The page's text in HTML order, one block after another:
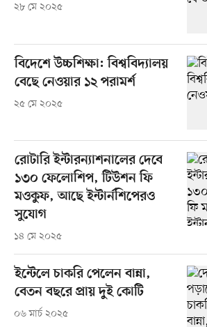
২৮ মে ২০২৫
বিদেশে উচ্চশিক্ষা: বিশ্ববিদ্যালয়
বেছে নেওয়ার ১২ পরামর্শ
২৫ মে ২০২৫
রোটারি ইন্টারন্যাশনালের দেবে
১৩০ ফেলোশিপ, টিউশন ফি
মওকুফ, আছে ইন্টার্নশিপেরও
সুযোগ
১৪ মে ২০২৫
ইন্টেলে চাকরি পেলেন বান্না,
বেতন বছরে প্রায় দুই কোটি
০৬ মার্চ ২০২৫